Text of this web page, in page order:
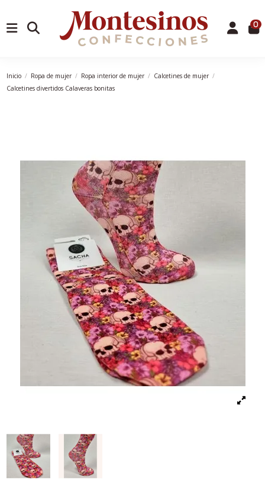
0
Inicio Ropa de mujer Ropa interior de mujer
Calcetines de mujer
Calcetines divertidos Calaveras bonitas